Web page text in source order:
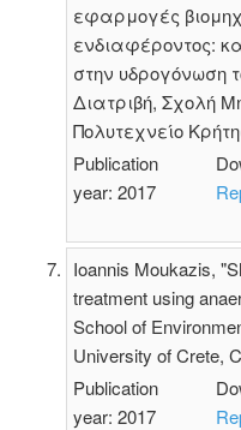
εφαρμογές
ενδιαφέροντος:
στην υδρογόνωση
Διατριβή, Σχολή
Πολυτεχνείο
Publication
year: 2017
Ioannis Moukazis,
treatment using
School of
University of Crete,
Publication
year: 2017